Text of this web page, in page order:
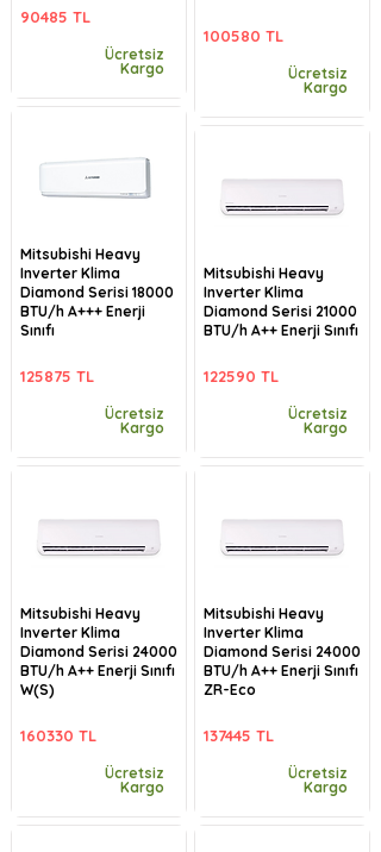
90485 TL
Ücretsiz
Kargo
Mitsubishi Heavy
Inverter Klima
Diamond Serisi 18000
BTU/h A+++ Enerji
Sınıfı
125875 TL
Ücretsiz
Kargo
Mitsubishi Heavy
Inverter Klima
Diamond Serisi 24000
BTU/h A++ Enerji Sınıfı
W(S)
160330 TL
Ücretsiz
Kargo
100580 TL
Ücretsiz
Kargo
Mitsubishi Heavy
Inverter Klima
Diamond Serisi 21000
BTU/h A++ Enerji Sınıfı
122590 TL
Ücretsiz
Kargo
Mitsubishi Heavy
Inverter Klima
Diamond Serisi 24000
BTU/h A++ Enerji Sınıfı
ZR-Eco
137445 TL
Ücretsiz
Kargo